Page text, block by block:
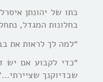
בתו של יהונתן
בחלונות המגדל,
״למה לך לראות את
״כדי לקבוע אם יש
שבדיוקנך